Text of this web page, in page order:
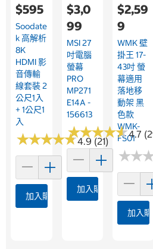
$595
Soodate
K 高解析
8K
HDMI 影
音傳輸
線套裝 2
公尺1入
+ 1公尺1
入
★★★★★
★★★★★4.9 (21)
加入購物車
$3,0
99
MSI 27
吋電腦
螢幕
PRO
MP271
E14A -
156613
★★★★★
★★★★★4.7
加入購物車
$2,59
9
WMK 壁
掛王 17-
43吋 螢
幕適用
落地移
動架 黑
色款
WMK-
FS01
★★
★★
加入購